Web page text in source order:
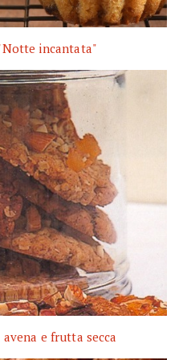
incantata"
e frutta secca